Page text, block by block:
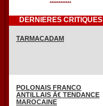
************
DERNIERES CRITIQUES
TARMACADAM
POLONAIS FRANCO
ANTILLAIS Ã€ TENDANCE
MAROCAINE